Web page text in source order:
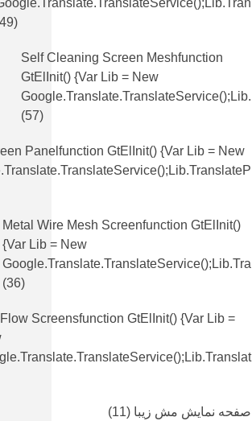
Self Cleaning Screen Meshfunction
GtElInit() {var Lib = New
Google.translate.TranslateService();lib.
(57)
Panelfunction GtElInit() {var Lib = New
Metal Wire Mesh Screenfunction GtElInit()
{var Lib = New
Google.translate.TranslateService();lib.tra
(36)
Screensfunction GtElInit() {var Lib =
صفحه نمایش مش زیبا (11)